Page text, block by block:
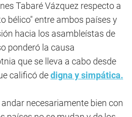
Tabaré Vázquez respecto a
bélico" entre ambos países y
hacia los asambleístas de
ponderó la causa
que se lleva a cabo desde
calificó dedigna y simpática.
necesariamente bien con